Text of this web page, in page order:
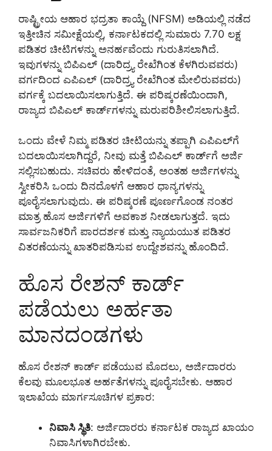
ರಾಷ್ಟ್ರೀಯ ಆಹಾರ ಭದ್ರತಾ ಕಾಯ್ದೆ (NFSM) ಅಡಿಯಲ್ಲಿ ನಡೆದ
ಇತ್ತೀಚಿನ ಸಮೀಕ್ಷೆಯಲ್ಲಿ, ಕರ್ನಾಟಕದಲ್ಲಿ ಸುಮಾರು 7.70 ಲಕ್ಷ
ಪಡಿತರ ಚೀಟಿಗಳನ್ನು ಅನರ್ಹವೆಂದು ಗುರುತಿಸಲಾಗಿದೆ.
ಇವುಗಳನ್ನು ಬಿಪಿಎಲ್ (ದಾರಿದ್ರ್ಯ ರೇಖೆಗಿಂತ ಕೆಳಗಿರುವವರು)
ವರ್ಗದಿಂದ ಎಪಿಎಲ್ (ದಾರಿದ್ರ್ಯ ರೇಖೆಗಿಂತ ಮೇಲಿರುವವರು)
ವರ್ಗಕ್ಕೆ ಬದಲಾಯಿಸಲಾಗುತ್ತಿದೆ. ಈ ಪರಿಷ್ಕರಣೆಯಿಂದಾಗಿ,
ರಾಜ್ಯದ ಬಿಪಿಎಲ್ ಕಾರ್ಡ್‌ಗಳನ್ನು ಮರುಪರಿಶೀಲಿಸಲಾಗುತ್ತಿದೆ.
ಒಂದು ವೇಳೆ ನಿಮ್ಮ ಪಡಿತರ ಚೀಟಿಯನ್ನು ತಪ್ಪಾಗಿ ಎಪಿಎಲ್‌ಗೆ
ಬದಲಾಯಿಸಲಾಗಿದ್ದರೆ, ನೀವು ಮತ್ತೆ ಬಿಪಿಎಲ್ ಕಾರ್ಡ್‌ಗೆ ಅರ್ಜಿ
ಸಲ್ಲಿಸಬಹುದು. ಸಚಿವರು ಹೇಳಿದಂತೆ, ಅಂತಹ ಅರ್ಜಿಗಳನ್ನು
ಸ್ವೀಕರಿಸಿ ಒಂದು ದಿನದೊಳಗೆ ಆಹಾರ ಧಾನ್ಯಗಳನ್ನು
ಪೂರೈಸಲಾಗುವುದು. ಈ ಪರಿಷ್ಕರಣೆ ಪೂರ್ಣಗೊಂಡ ನಂತರ
ಮಾತ್ರ ಹೊಸ ಅರ್ಜಿಗಳಿಗೆ ಅವಕಾಶ ನೀಡಲಾಗುತ್ತದೆ. ಇದು
ಸಾರ್ವಜನಿಕರಿಗೆ ಪಾರದರ್ಶಕ ಮತ್ತು ನ್ಯಾಯಯುತ ಪಡಿತರ
ವಿತರಣೆಯನ್ನು ಖಾತರಿಪಡಿಸುವ ಉದ್ದೇಶವನ್ನು ಹೊಂದಿದೆ.
ಹೊಸ ರೇಶನ್ ಕಾರ್ಡ್
ಪಡೆಯಲು ಅರ್ಹತಾ
ಮಾನದಂಡಗಳು
ಹೊಸ ರೇಶನ್ ಕಾರ್ಡ್ ಪಡೆಯುವ ಮೊದಲು, ಅರ್ಜಿದಾರರು
ಕೆಲವು ಮೂಲಭೂತ ಅರ್ಹತೆಗಳನ್ನು ಪೂರೈಸಬೇಕು. ಆಹಾರ
ಇಲಾಖೆಯ ಮಾರ್ಗಸೂಚಿಗಳ ಪ್ರಕಾರ:
ನಿವಾಸಿ ಸ್ಥಿತಿ: ಅರ್ಜಿದಾರರು ಕರ್ನಾಟಕ ರಾಜ್ಯದ ಖಾಯಂ
ನಿವಾಸಿಗಳಾಗಿರಬೇಕು.